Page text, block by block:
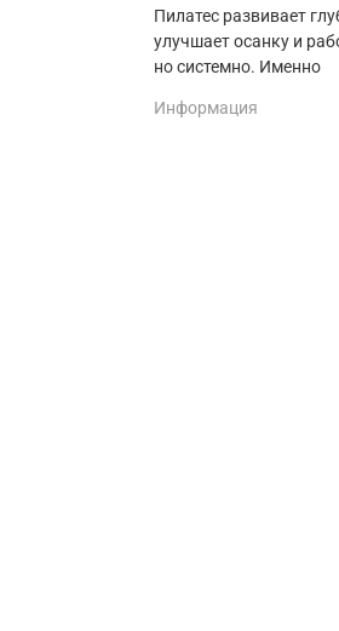
Пилатес развивает
улучшает осанку и
но системно. Именно
Информация